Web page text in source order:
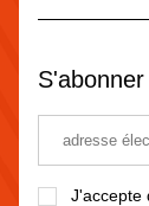
J'accepte